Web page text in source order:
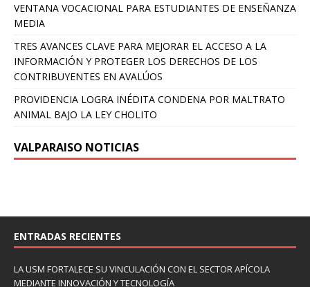
VENTANA VOCACIONAL PARA ESTUDIANTES DE ENSEÑANZA
MEDIA
TRES AVANCES CLAVE PARA MEJORAR EL ACCESO A LA
INFORMACIÓN Y PROTEGER LOS DERECHOS DE LOS
CONTRIBUYENTES EN AVALÚOS
PROVIDENCIA LOGRA INÉDITA CONDENA POR MALTRATO
ANIMAL BAJO LA LEY CHOLITO
VALPARAISO NOTICIAS
ENTRADAS RECIENTES
LA USM FORTALECE SU VINCULACIÓN CON EL SECTOR APÍCOLA
MEDIANTE INNOVACIÓN Y TECNOLOGÍA